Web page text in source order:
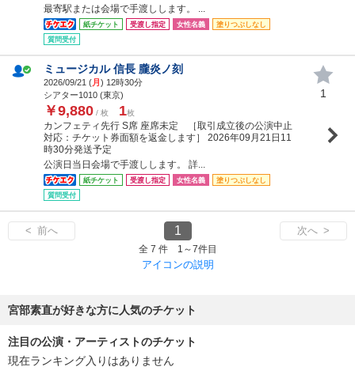
最寄駅または会場で手渡しします。 ...
紙チケット 受渡し指定 女性名義
塗りつぶしなし
質問受付
ミュージカル 信長 朧炎ノ刻
2026/09/21 (月) 12時30分
シアター1010 (東京)
￥9,880 / 枚 1枚
カンフェティ先行 S席 座席未定 ［取引成立後の公演中止
対応：チケット券面額を返金します］ 2026年09月21日11
時30分発送予定
公演日当日会場で手渡しします。 詳...
紙チケット 受渡し指定 女性名義
塗りつぶしなし
質問受付
1
< 前へ 1 次へ >
全 7 件 1～7件目
アイコンの説明
宮部素直が好きな方に人気のチケット
注目の公演・アーティストのチケット
現在ランキング入りはありません